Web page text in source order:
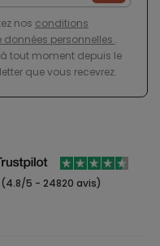
nos conditions
données personnelles .
tout moment depuis le
que vous recevrez.
(4.8/5 - 24820 avis)